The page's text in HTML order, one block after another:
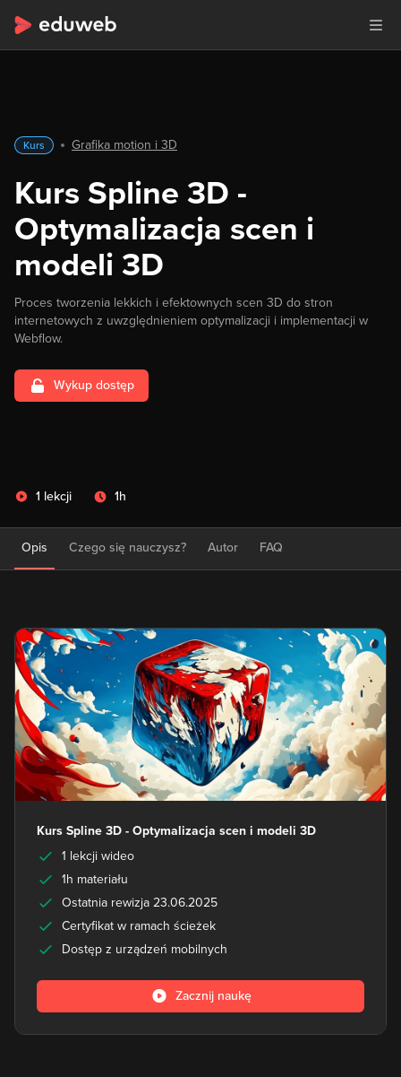
Kurs Grafika motion i 3D
Kurs Spline 3D -
Optymalizacja scen i
modeli 3D
Proces tworzenia lekkich i efektownych scen 3D do stron
internetowych z uwzględnieniem optymalizacji i implementacji w
Webflow.
Wykup dostęp
1 lekcji 1h
Opis Czego się nauczysz? Autor FAQ
Kurs Spline 3D - Optymalizacja scen i modeli 3D
1 lekcji wideo
1h materiału
Ostatnia rewizja 23.06.2025
Certyfikat w ramach ścieżek
Dostęp z urządzeń mobilnych
Zacznij naukę